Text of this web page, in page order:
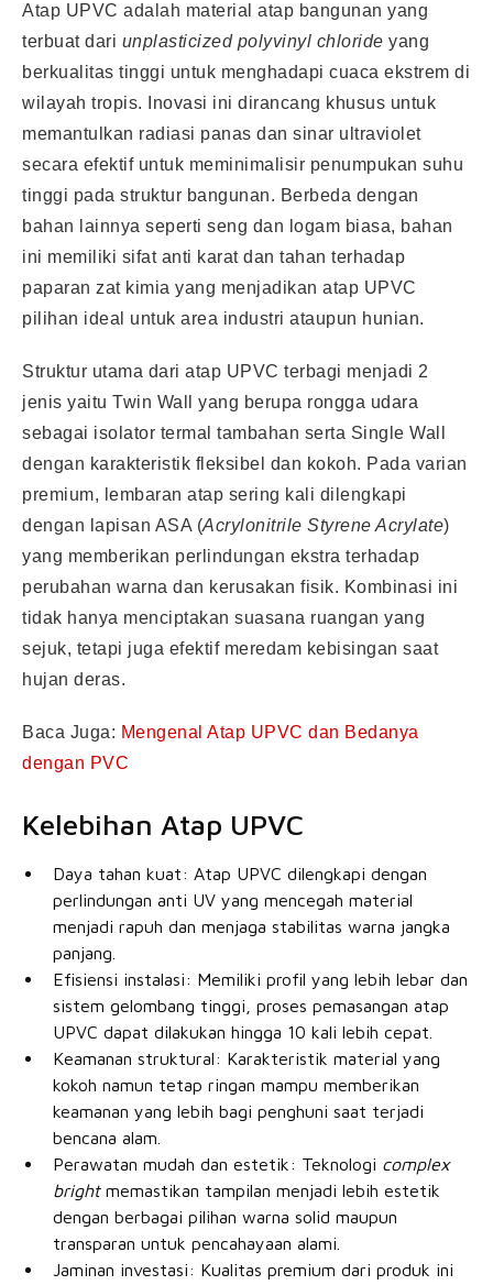
Atap UPVC adalah material atap bangunan yang
terbuat dari unplasticized polyvinyl chloride yang
berkualitas tinggi untuk menghadapi cuaca ekstrem di
wilayah tropis. Inovasi ini dirancang khusus untuk
memantulkan radiasi panas dan sinar ultraviolet
secara efektif untuk meminimalisir penumpukan suhu
tinggi pada struktur bangunan. Berbeda dengan
bahan lainnya seperti seng dan logam biasa, bahan
ini memiliki sifat anti karat dan tahan terhadap
paparan zat kimia yang menjadikan atap UPVC
pilihan ideal untuk area industri ataupun hunian.
Struktur utama dari atap UPVC terbagi menjadi 2
jenis yaitu Twin Wall yang berupa rongga udara
sebagai isolator termal tambahan serta Single Wall
dengan karakteristik fleksibel dan kokoh. Pada varian
premium, lembaran atap sering kali dilengkapi
dengan lapisan ASA (Acrylonitrile Styrene Acrylate)
yang memberikan perlindungan ekstra terhadap
perubahan warna dan kerusakan fisik. Kombinasi ini
tidak hanya menciptakan suasana ruangan yang
sejuk, tetapi juga efektif meredam kebisingan saat
hujan deras.
Baca Juga: Mengenal Atap UPVC dan Bedanya
dengan PVC
Kelebihan Atap UPVC
Daya tahan kuat: Atap UPVC dilengkapi dengan
perlindungan anti UV yang mencegah material
menjadi rapuh dan menjaga stabilitas warna jangka
panjang.
Efisiensi instalasi: Memiliki profil yang lebih lebar dan
sistem gelombang tinggi, proses pemasangan atap
UPVC dapat dilakukan hingga 10 kali lebih cepat.
Keamanan struktural: Karakteristik material yang
kokoh namun tetap ringan mampu memberikan
keamanan yang lebih bagi penghuni saat terjadi
bencana alam.
Perawatan mudah dan estetik: Teknologi complex
brightmemastikan tampilan menjadi lebih estetik
dengan berbagai pilihan warna solid maupun
transparan untuk pencahayaan alami.
Jaminan investasi: Kualitas premium dari produk ini